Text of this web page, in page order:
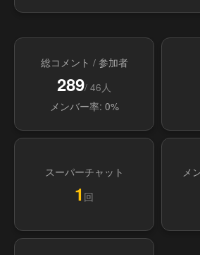
総コメント / 参加者
289/ 46人
メンバー率: 0%
スーパーチャット
1 回
メ